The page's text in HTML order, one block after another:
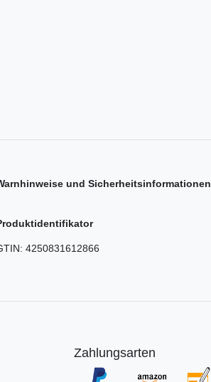
und Sicherheitsinformationen
4250831612866
Zahlungsarten